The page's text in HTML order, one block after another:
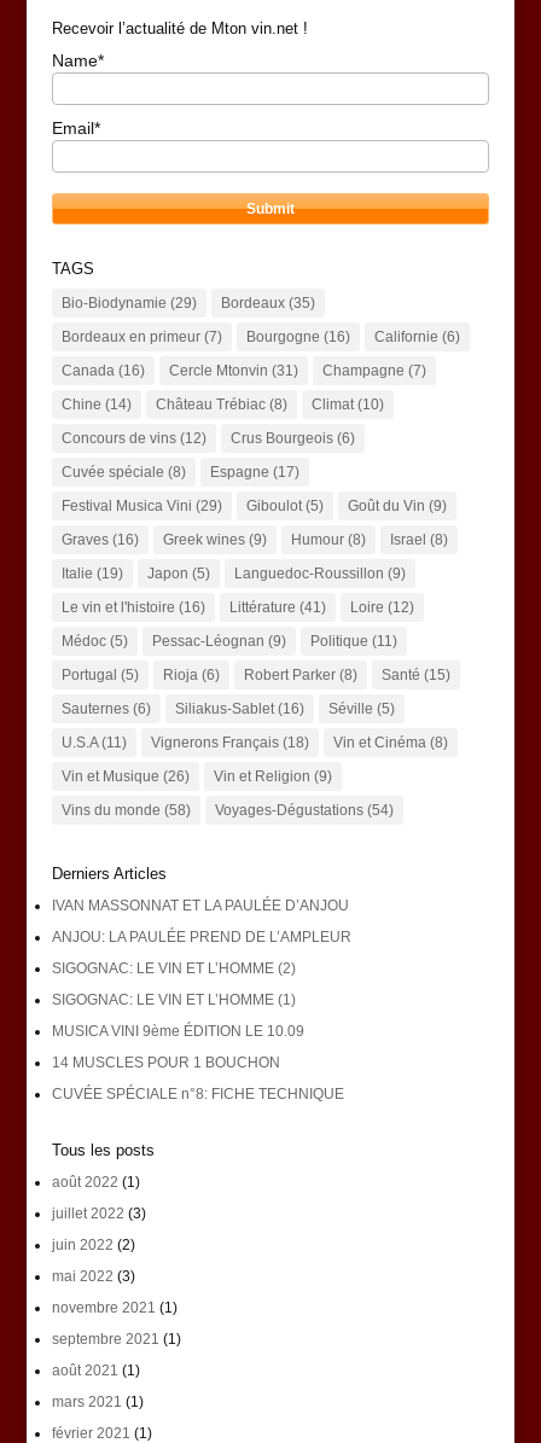
Recevoir l’actualité de Mton vin.net !
Name*
Email*
TAGS
Bio-Biodynamie (29) Bordeaux(35)
Bordeaux en primeur(7) Bourgogne (16) Californie (6)
Canada(16) Cercle Mtonvin (31) Champagne (7)
Chine (14) Château Trébiac(8) Climat(10)
Concours de vins(12) Crus Bourgeois(6)
Cuvée spéciale (8) Espagne (17)
Festival Musica Vini (29) Giboulot(5) Goût du Vin (9)
Graves(16) Greek wines(9) Humour(8) Israel (8)
Italie (19) Japon (5) Languedoc-Roussillon (9)
Le vin et l'histoire (16) Littérature (41) Loire (12)
Médoc(5) Pessac-Léognan (9) Politique (11)
Portugal (5) Rioja(6) Robert Parker(8) Santé (15)
Sauternes(6) Siliakus-Sablet(16) Séville (5)
U.S.A(11) Vignerons Français(18) Vin et Cinéma(8)
Vin et Musique (26) Vin et Religion (9)
Vins du monde (58) Voyages-Dégustations(54)
Derniers Articles
IVAN MASSONNAT ET LA PAULÉE D’ANJOU
ANJOU: LA PAULÉE PREND DE L’AMPLEUR
SIGOGNAC: LE VIN ET L’HOMME (2)
SIGOGNAC: LE VIN ET L’HOMME (1)
MUSICA VINI 9ème ÉDITION LE 10.09
14 MUSCLES POUR 1 BOUCHON
CUVÉE SPÉCIALE n°8: FICHE TECHNIQUE
Tous les posts
août 2022 (1)
juillet 2022 (3)
juin 2022 (2)
mai 2022 (3)
novembre 2021 (1)
septembre 2021 (1)
août 2021 (1)
mars 2021 (1)
février 2021 (1)